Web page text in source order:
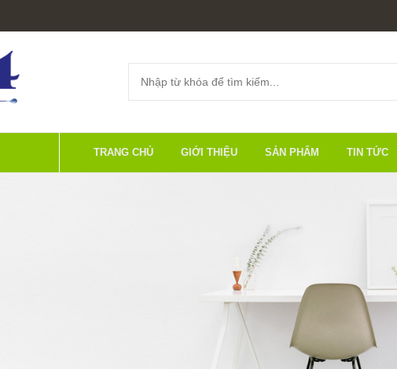
TRANG CHỦ GIỚI THIỆU SẢN PHẨM TIN TỨC